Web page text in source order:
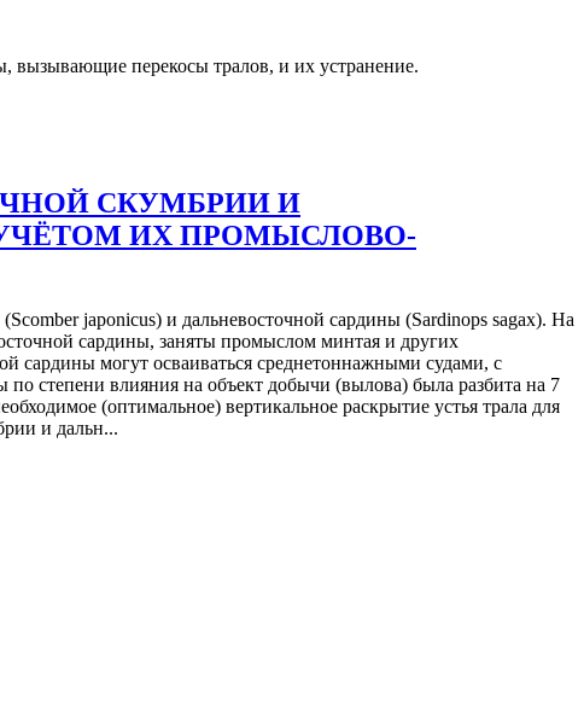
вызывающие перекосы тралов, и их устранение.
СКУМБРИИ И
ИХ ПРОМЫСЛОВО-
japonicus) и дальневосточной сардины (Sardinops sagax). На
сардины, заняты промыслом минтая и других
сардины могут осваиваться среднетоннажными судами, с
степени влияния на объект добычи (вылова) была разбита на 7
(оптимальное) вертикальное раскрытие устья трала для
и дальн...